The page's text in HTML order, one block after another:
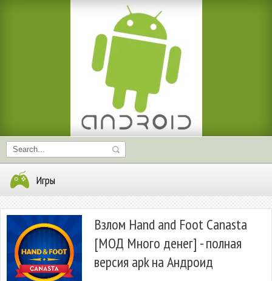
Игры
Взлом Hand and Foot Canasta
[МОД Много денег] - полная
версия apk на Андроид